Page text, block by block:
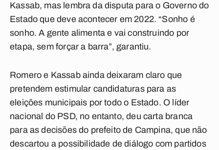
Kassab, mas lembra da disputa para o Governo do
Estado que deve acontecer em 2022. “Sonho é
sonho. A gente alimenta e vai construindo por
etapa, sem forçar a barra”, garantiu.
Romero e Kassab ainda deixaram claro que
pretendem estimular candidaturas para as
eleições municipais por todo o Estado. O líder
nacional do PSD, no entanto, deu carta branca
para as decisões do prefeito de Campina, que não
descartou a possibilidade de diálogo com partidos